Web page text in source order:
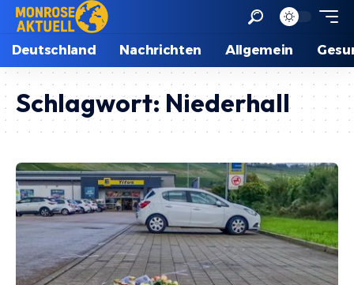
Deutschland Nachrichten Allgemein
Schlagwort: Niederhall